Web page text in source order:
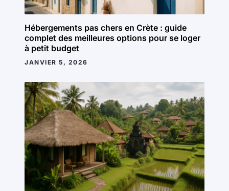
Hébergements pas chers en Crète : guide
complet des meilleures options pour se loger
à petit budget
JANVIER 5, 2026